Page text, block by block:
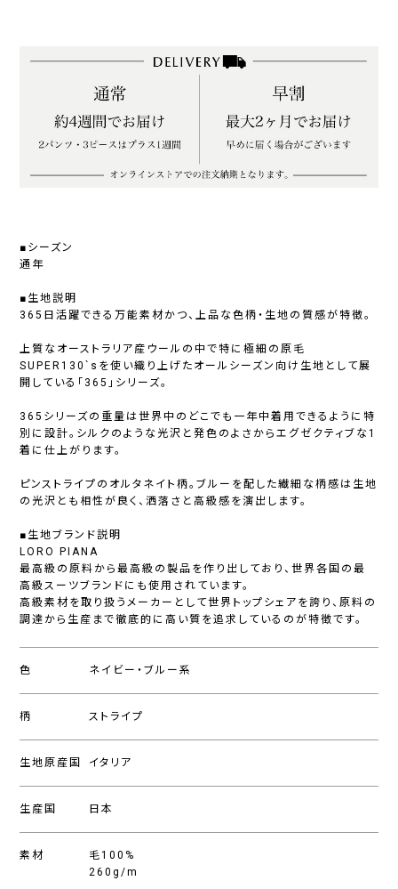
■シーズン
通年
■生地説明
365日活躍できる万能素材かつ、上品な色柄・生地の質感が特徴。
上質なオーストラリア産ウールの中で特に極細の原毛
SUPER130`sを使い織り上げたオールシーズン向け生地として展
開している「365」シリーズ。
365シリーズの重量は世界中のどこでも一年中着用できるように特
別に設計。シルクのような光沢と発色のよさからエグゼクティブな1
着に仕上がります。
ピンストライプのオルタネイト柄。ブルーを配した繊細な柄感は生地
の光沢とも相性が良く、洒落さと高級感を演出します。
■生地ブランド説明
LORO PIANA
最高級の原料から最高級の製品を作り出しており、世界各国の最
高級スーツブランドにも使用されています。
高級素材を取り扱うメーカーとして世界トップシェアを誇り、原料の
調達から生産まで徹底的に高い質を追求しているのが特徴です。
色 ネイビー・ブルー系
柄 ストライプ
生地原産国 イタリア
生産国 日本
素材
毛100%
260g/m